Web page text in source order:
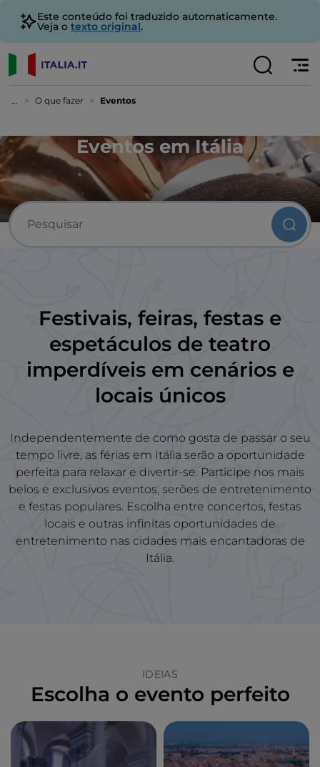
Este conteúdo foi traduzido automaticamente.
Veja o texto original.
... O que fazer Eventos
Eventos em Itália
Festivais, feiras, festas e
espetáculos de teatro
imperdíveis em cenáriose
locais únicos
Independentemente de como gosta de passar o seu
tempo livre, as férias em Itália serão a oportunidade
perfeita para relaxar e divertir-se. Participe nos mais
belos e exclusivos eventos, serões de entretenimento
e festas populares. Escolha entre concertos, festas
locais e outras infinitas oportunidades de
entretenimento nas cidades mais encantadoras de
Itália.
IDEIAS
Escolha o evento perfeito